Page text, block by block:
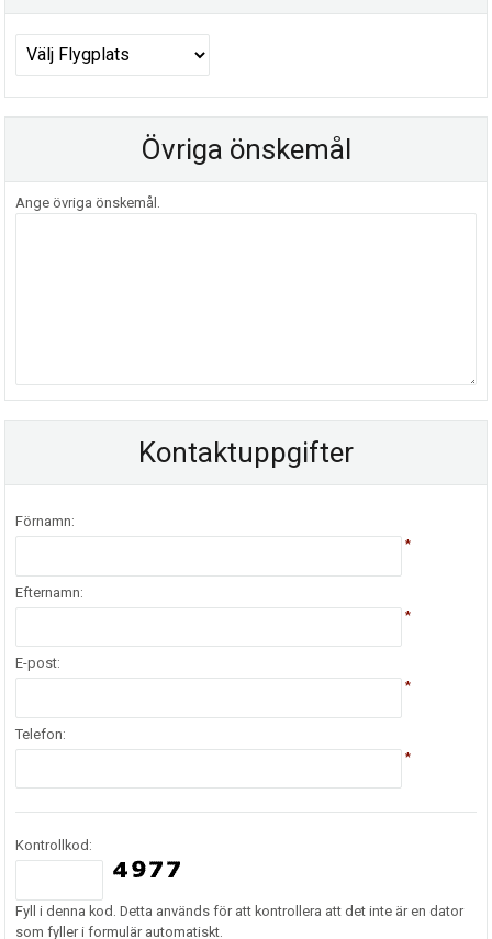
Övriga önskemål
Ange övriga önskemål.
Kontaktuppgifter
Förnamn:
*
Efternamn:
*
E-post:
*
Telefon:
*
Kontrollkod:
Fyll i denna kod. Detta används för att kontrollera att det inte är en dator
som fyller i formulär automatiskt.